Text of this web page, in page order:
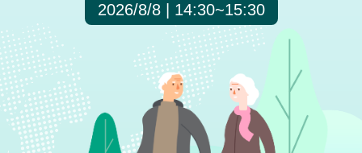
2026/8/8 | 14:30~15:30